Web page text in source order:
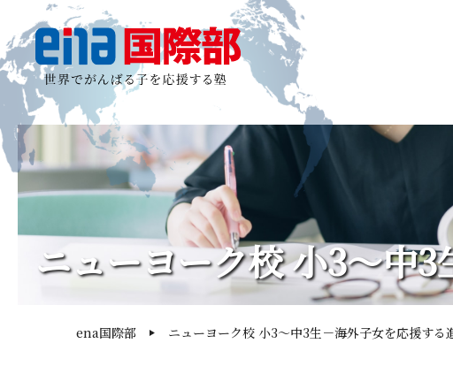
ニューヨーク校 小3～中
ena国際部 ニューヨーク校 小3～中3生－海外子女を応援する